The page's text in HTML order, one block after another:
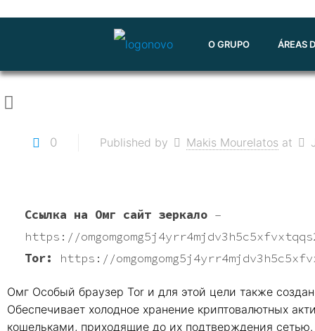
O GRUPO ÁREAS
0 Published by Makis Mourelatos at
Ссылка на Омг сайт зеркало–
https://
Tor:
https://
Омг Особый браузер Tor и для этой цели также
Обеспечивает холодное хранение криптовалютных
кошельками, приходящие до их подтверждения